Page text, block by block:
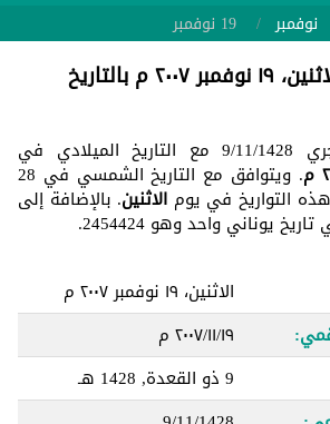
نوفمبر 19 نوفمبر
التاريخ الميلادي الاثنين، ١٩ نوفمبر ٢٠٠٧ م بالتاريخ
في
. ويتوافق مع التاريخ الشمسي في 28
الاثنين. بالإضافة إلى
يوناني واحد وهو 2454424.
الاثنين، ١٩ نوفمبر ٢٠٠٧ م
١٩‏/١١‏/٢٠٠٧ م
9 ذو القعدة, 1428 هـ